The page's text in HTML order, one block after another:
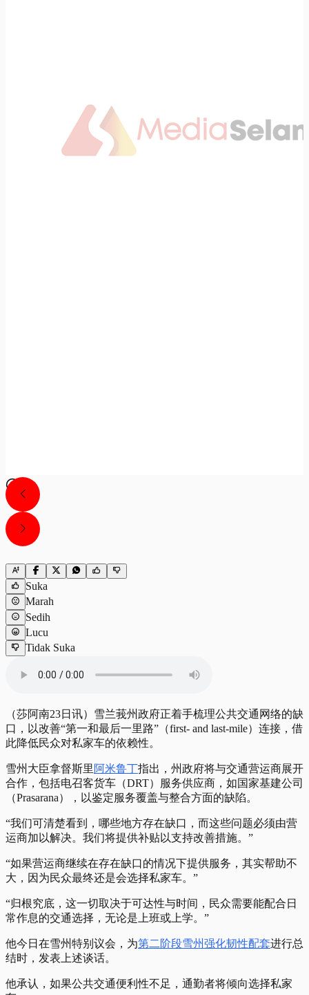
Suka
Marah
Sedih
Lucu
Tidak Suka
（莎阿南23日讯）雪兰莪州政府正着手梳理公共交通网络的缺
口，以改善“第一和最后一里路”（first- and last-mile）连接，借
此降低民众对私家车的依赖性。
雪州大臣拿督斯里 阿米鲁丁指出，州政府将与交通营运商展开
合作，包括电召客货车（DRT）服务供应商，如国家基建公司
（Prasarana），以鉴定服务覆盖与整合方面的缺陷。
“我们可清楚看到，哪些地方存在缺口，而这些问题必须由营
运商加以解决。我们将提供补贴以支持改善措施。”
“如果营运商继续在存在缺口的情况下提供服务，其实帮助不
大，因为民众最终还是会选择私家车。”
“归根究底，这一切取决于可达性与时间，民众需要能配合日
常作息的交通选择，无论是上班或上学。”
他今日在雪州特别议会，为第二阶段雪州强化韧性配套进行总
结时，发表上述谈话。
他承认，如果公共交通便利性不足，通勤者将倾向选择私家